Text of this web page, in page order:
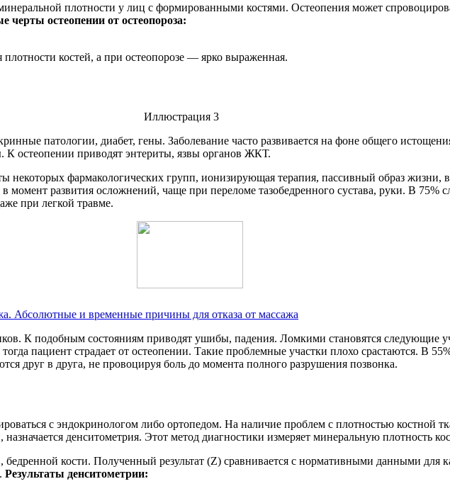
плотности у лиц с формированными костями. Остеопения может
черты остеопении от остеопороза:
костей, а при остеопорозе — ярко выраженная.
патологии, диабет, гены. Заболевание часто развивается на фоне общего
К остеопении приводят энтериты, язвы органов ЖКТ.
некоторых фармакологических групп, ионизирующая терапия, пассивный образ
развития осложнений, чаще при переломе тазобедренного сустава, руки. В 75%
при легкой травме.
Абсолютные и временные причины для отказа от массажа
К подобным состояниям приводят ушибы, падения. Ломкими становятся следующие
пациент страдает от остеопении. Такие проблемные участки плохо срастаются. В
друг в друга, не провоцируя боль до момента полного разрушения позвонка.
с эндокринологом либо ортопедом. На наличие проблем с плотностью костной
денситометрия. Этот метод диагностики измеряет минеральную плотность
кости. Полученный результат (Z) сравнивается с нормативными данными для
Результаты денситометрии: